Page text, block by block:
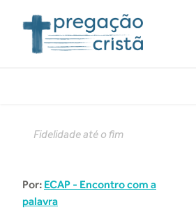
Fidelidade até o fim
Por: ECAP - Encontro com a
palavra